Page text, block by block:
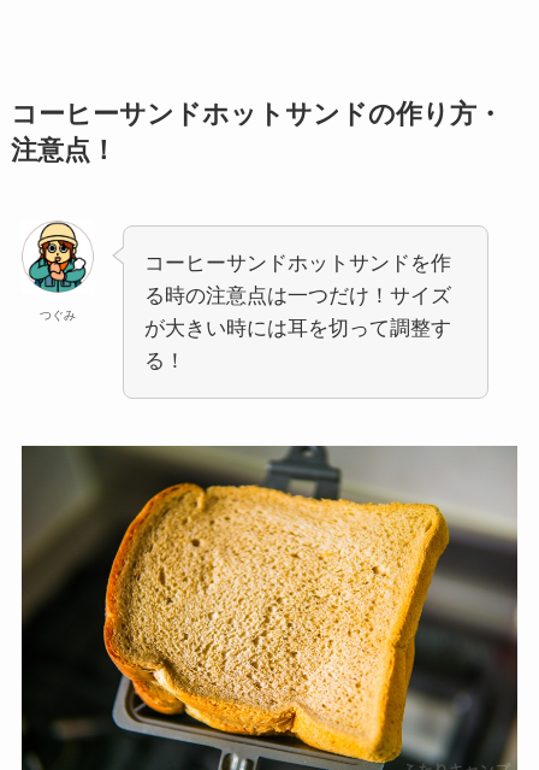
コーヒーサンドホットサンドの作り方・
注意点！
つぐみ
コーヒーサンドホットサンドを作
る時の注意点は一つだけ！サイズ
が大きい時には耳を切って調整す
る！